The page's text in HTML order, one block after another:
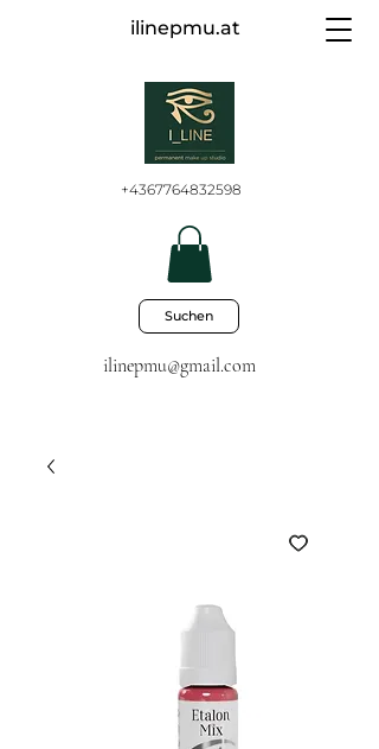
ilinepmu.at
ilinepmu@gmail.com
Suchen
+4367764832598